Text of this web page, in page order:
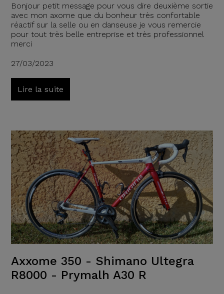
Bonjour petit message pour vous dire deuxième sortie
avec mon axome que du bonheur très confortable
réactif sur la selle ou en danseuse je vous remercie
pour tout très belle entreprise et très professionnel
merci
27/03/2023
Lire la suite
Axxome 350 - Shimano Ultegra
R8000 - Prymalh A30 R